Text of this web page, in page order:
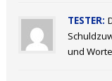
TESTER:
und